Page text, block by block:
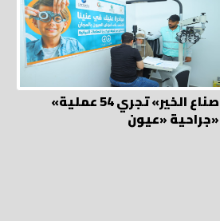
«صناع الخير» تجري 54 عملية
جراحية «عيون»